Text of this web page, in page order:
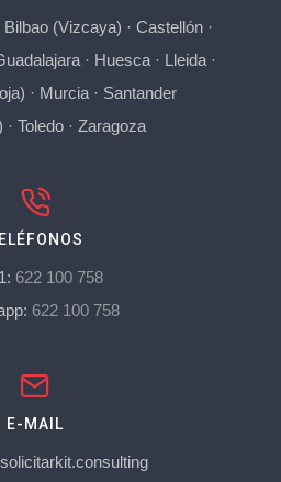
Bilbao (Vizcaya) · Castellón·
· Huesca· Lleida·
· Murcia· Santander
·Toledo ·Zaragoza
622 100 758
622 100 758
E-MAIL